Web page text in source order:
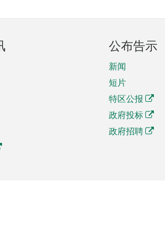
公布告示
新闻
短片
特区公报
政府投标
政府招聘